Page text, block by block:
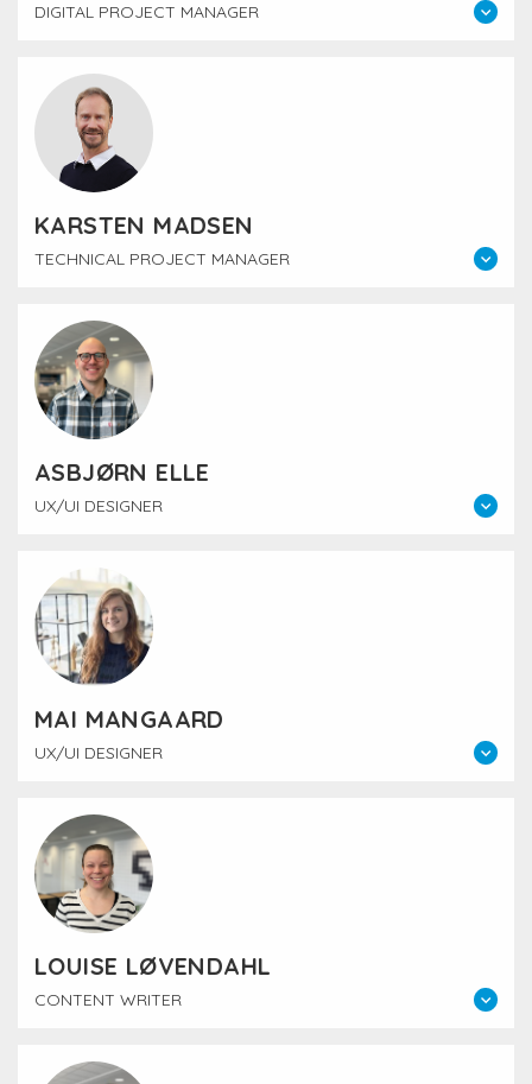
DIGITAL PROJECT MANAGER
KARSTEN MADSEN
TECHNICAL PROJECT MANAGER
ASBJØRN ELLE
UX/UI DESIGNER
MAI MANGAARD
UX/UI DESIGNER
LOUISE LØVENDAHL
CONTENT WRITER